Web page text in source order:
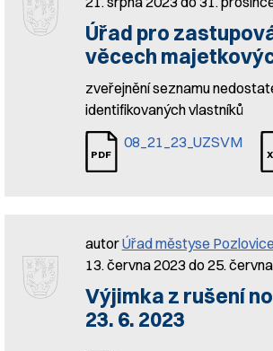
Úřad pro
věcech
zveřejnění seznamu
identifikovaných vlastníků
08_21_23_UZSVM
autorÚřad městyse Pozlovice
13. června 2023 do 25.
Výjimka z rušení
23. 6. 2023